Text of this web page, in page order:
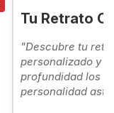
Tu Retrato
"Descubre tu
personalizado y
profundidad los
personalidad